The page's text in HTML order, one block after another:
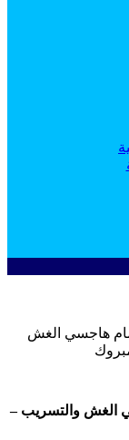
أمام هاجسي الغش
الغش والتسريب –